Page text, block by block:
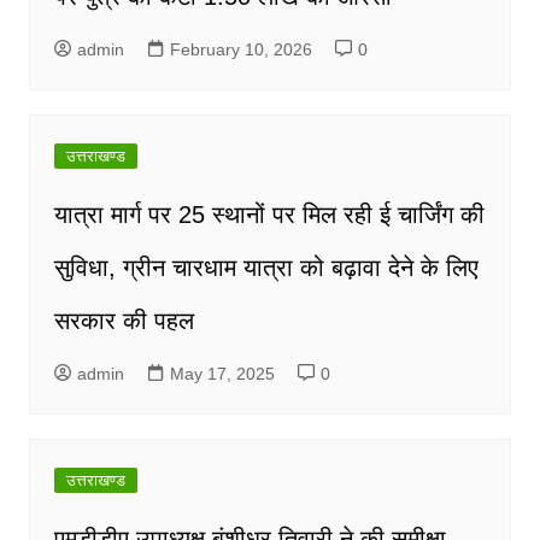
admin February 10, 2026 0
उत्तराखण्ड
यात्रा मार्ग पर 25 स्थानों पर मिल रही ई चार्जिंग की
सुविधा, ग्रीन चारधाम यात्रा को बढ़ावा देने के लिए
सरकार की पहल
admin May 17, 2025 0
उत्तराखण्ड